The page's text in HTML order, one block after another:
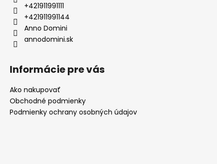
+421911991111
+421911991144
Anno Domini
annodomini.sk
Informácie pre vás
Ako nakupovať
Obchodné podmienky
Podmienky ochrany osobných údajov